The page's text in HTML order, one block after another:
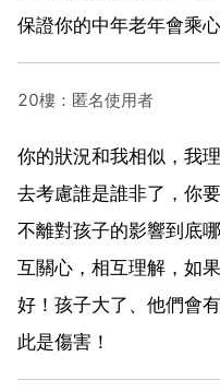
保證你的中年老年會乘
20樓：匿名使用者
你的狀況和我相似，我
去考慮誰是誰非了，你
不離對孩子的影響到底
互關心，相互理解，如
好！孩子大了、他們會
此是傷害！